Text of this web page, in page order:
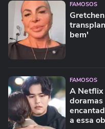
FAMOSOS
bem'
FAMOSOS
A Netflix
a essa